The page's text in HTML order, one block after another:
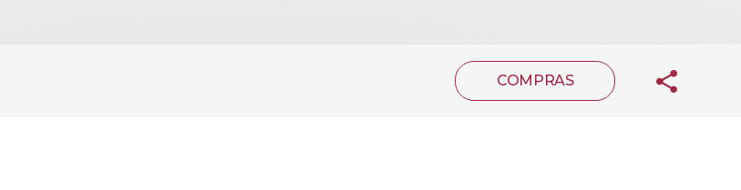
COMPRAS